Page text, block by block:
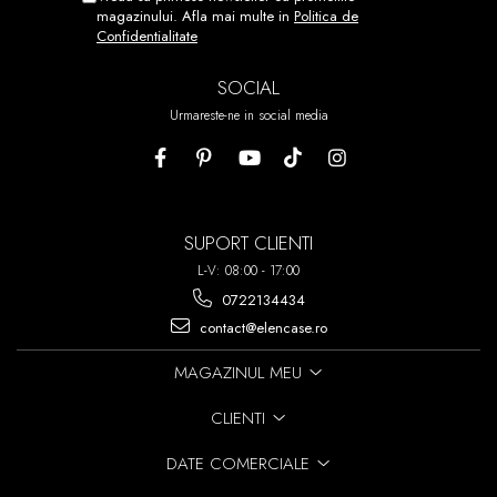
magazinului. Afla mai multe in Politica de
Confidentialitate
SOCIAL
Urmareste-ne in social media
SUPORT CLIENTI
L-V: 08:00 - 17:00
0722134434
contact@elencase.ro
MAGAZINUL MEU
CLIENTI
DATE COMERCIALE